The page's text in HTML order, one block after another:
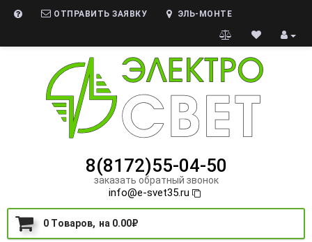
ОТПРАВИТЬ ЗАЯВКУ ЭЛЬ-МОНТЕ
8(8172)55-04-50
заказать обратный звонок
info@e-svet35.ru
0 Tоваров, на 0.00₽